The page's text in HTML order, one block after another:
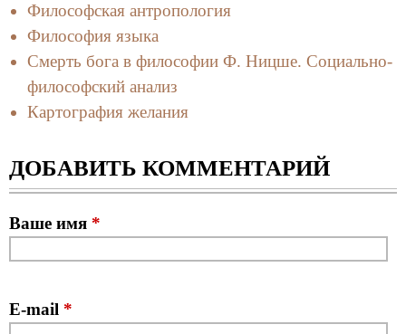
Философская антропология
Философия языка
Смерть бога в философии Ф. Ницше. Социально-
философский анализ
Картография желания
ДОБАВИТЬ КОММЕНТАРИЙ
Ваше имя *
E-mail *